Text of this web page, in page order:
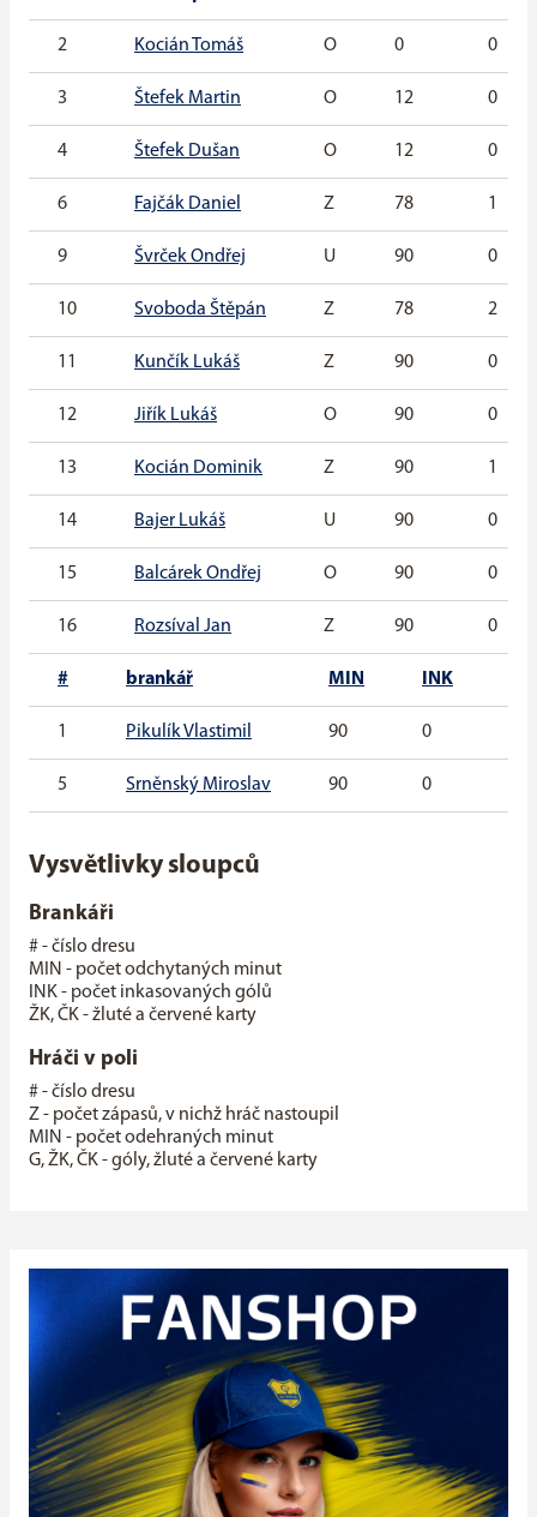
2 Kocián Tomáš O 0 0
3 Štefek Martin O 12 0
4 Štefek Dušan O 12 0
6 Fajčák Daniel Z 78 1
9 Švrček Ondřej U 90 0
10 Svoboda Štěpán Z 78 2
11 Kunčík Lukáš Z 90 0
12 Jiřík Lukáš O 90 0
13 Kocián Dominik Z 90 1
14 Bajer Lukáš U 90 0
15 Balcárek Ondřej O 90 0
16 Rozsíval Jan Z 90 0
# brankář MIN INK
1 Pikulík Vlastimil 90 0
5 Srněnský Miroslav 90 0
Vysvětlivky sloupců
Brankáři
# - číslo dresu
MIN - počet odchytaných minut
INK - počet inkasovaných gólů
ŽK, ČK - žluté a červené karty
Hráči v poli
# - číslo dresu
Z - počet zápasů, v nichž hráč nastoupil
MIN - počet odehraných minut
G, ŽK, ČK - góly, žluté a červené karty